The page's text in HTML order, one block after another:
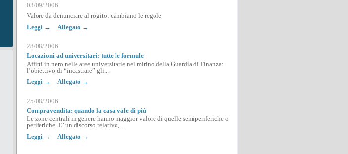
03/09/2006
Valore da denunciare al rogito: cambiano le regole
Leggi →
Allegato →
28/08/2006
Locazioni ad universitari: tutte le formule
Affitti in nero nelle aree universitarie nel mirino della Guardia di Finanza:
l’obiettivo di “incastrare” gli...
Leggi →
Allegato →
25/08/2006
Compravendita: quando la casa vale di più
Le zone centrali in genere hanno maggior valore di quelle semiperiferiche o
periferiche. E’ un discorso relativo,...
Leggi →
Allegato →